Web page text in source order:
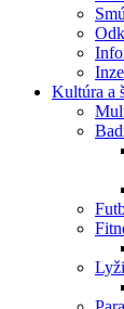
Kultúra a